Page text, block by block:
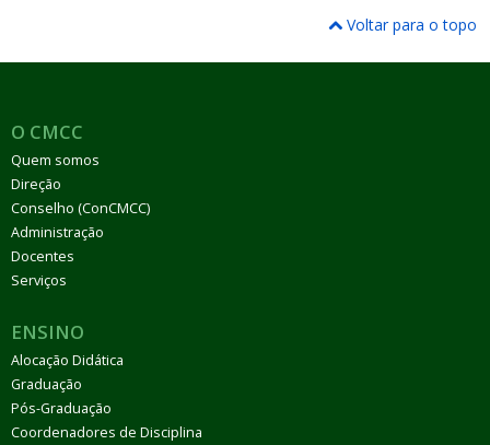
Voltar para o topo
O CMCC
Quem somos
Direção
Conselho (ConCMCC)
Administração
Docentes
Serviços
ENSINO
Alocação Didática
Graduação
Pós-Graduação
Coordenadores de Disciplina